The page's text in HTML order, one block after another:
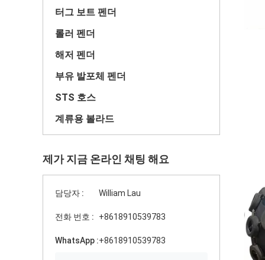
터그 보트 펜더
롤러 펜더
해저 펜더
부유 발포체 펜더
STS 호스
계류용 볼라드
제가 지금 온라인 채팅 해요
담당자 : William Lau
전화 번호 : +8618910539783
WhatsApp :+8618910539783